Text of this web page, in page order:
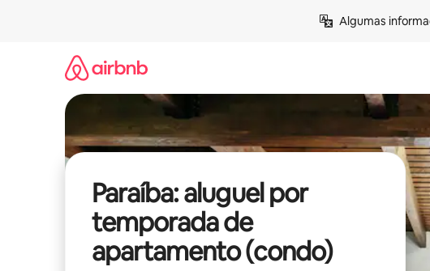
Algumas
Paraíba: aluguel por
temporada de
apartamento (condo)